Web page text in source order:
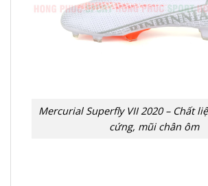
Mercurial Superfly VII 2020 – Chất
cứng, mũi chân ôm